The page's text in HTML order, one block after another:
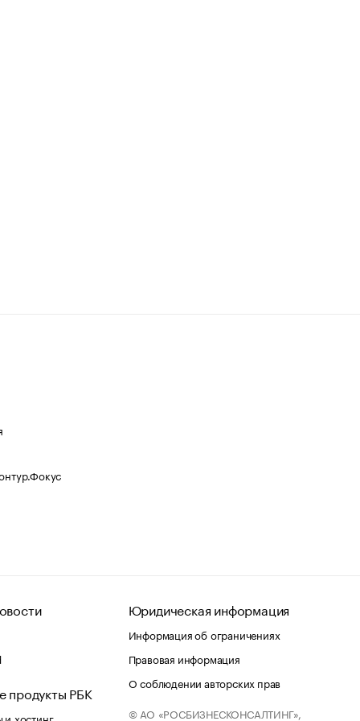
продукты РБК
хостинг
Юридическая информация
Информация об ограничениях
Правовая информация
О соблюдении авторских прав
© АО «РОСБИЗНЕСКОНСАЛТИНГ»,